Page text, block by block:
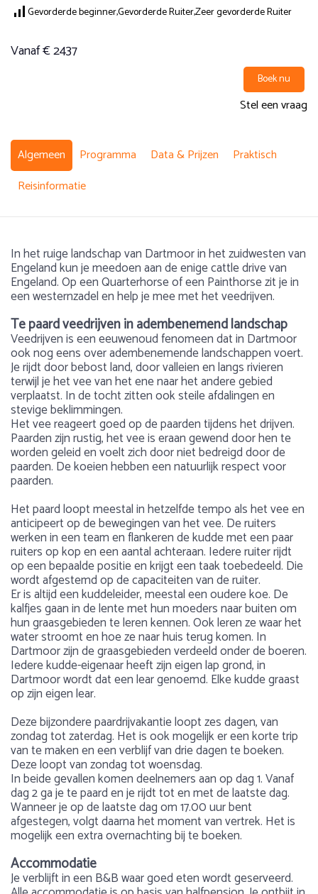
Gevorderde beginner,Gevorderde Ruiter,Zeer gevorderde Ruiter
Vanaf € 2437
Boek nu
Stel een vraag
Algemeen Programma Data & Prijzen
Praktisch
Reisinformatie
In het ruige landschap van Dartmoor in het zuidwesten van
Engeland kun je meedoen aan de enige cattle drive van
Engeland. Op een Quarterhorse of een Painthorse zit je in
een westernzadel en help je mee met het veedrijven.
Te paard veedrijven in adembenemend landschap
Veedrijven is een eeuwenoud fenomeen dat in Dartmoor
ook nog eens over adembenemende landschappen voert.
Je rijdt door bebost land, door valleien en langs rivieren
terwijl je het vee van het ene naar het andere gebied
verplaatst. In de tocht zitten ook steile afdalingen en
stevige beklimmingen.
Het vee reageert goed op de paarden tijdens het drijven.
Paarden zijn rustig, het vee is eraan gewend door hen te
worden geleid en voelt zich door niet bedreigd door de
paarden. De koeien hebben een natuurlijk respect voor
paarden.
Het paard loopt meestal in hetzelfde tempo als het vee en
anticipeert op de bewegingen van het vee. De ruiters
werken in een team en flankeren de kudde met een paar
ruiters op kop en een aantal achteraan. Iedere ruiter rijdt
op een bepaalde positie en krijgt een taak toebedeeld. Die
wordt afgestemd op de capaciteiten van de ruiter.
Er is altijd een kuddeleider, meestal een oudere koe. De
kalfjes gaan in de lente met hun moeders naar buiten om
hun graasgebieden te leren kennen. Ook leren ze waar het
water stroomt en hoe ze naar huis terug komen. In
Dartmoor zijn de graasgebieden verdeeld onder de boeren.
Iedere kudde-eigenaar heeft zijn eigen lap grond, in
Dartmoor wordt dat een lear genoemd. Elke kudde graast
op zijn eigen lear.
Deze bijzondere paardrijvakantie loopt zes dagen, van
zondag tot zaterdag. Het is ook mogelijk er een korte trip
van te maken en een verblijf van drie dagen te boeken.
Deze loopt van zondag tot woensdag.
In beide gevallen komen deelnemers aan op dag 1. Vanaf
dag 2 ga je te paard en je rijdt tot en met de laatste dag.
Wanneer je op de laatste dag om 17.00 uur bent
afgestegen, volgt daarna het moment van vertrek. Het is
mogelijk een extra overnachting bij te boeken.
Accommodatie
Je verblijft in een B&B waar goed eten wordt geserveerd.